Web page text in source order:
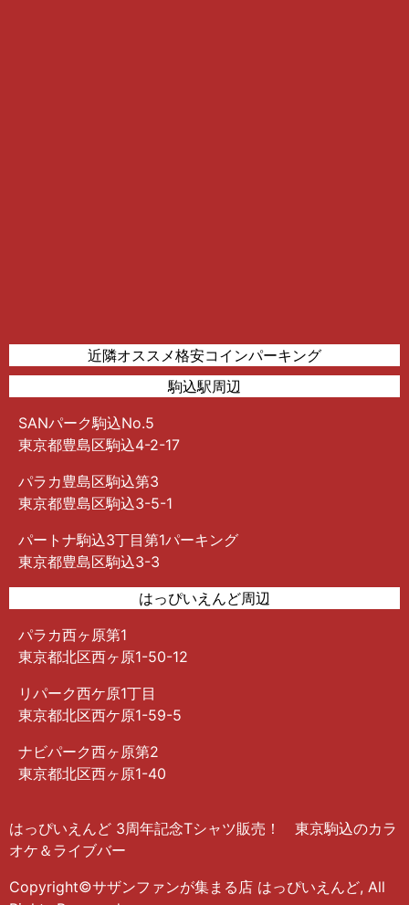
近隣オススメ格安コインパーキング
駒込駅周辺
SANパーク駒込No.5
東京都豊島区駒込4-2-17
パラカ豊島区駒込第3
東京都豊島区駒込3-5-1
パートナ駒込3丁目第1パーキング
東京都豊島区駒込3-3
はっぴいえんど周辺
パラカ西ヶ原第1
東京都北区西ヶ原1-50-12
リパーク西ケ原1丁目
東京都北区西ケ原1-59-5
ナビパーク西ヶ原第2
東京都北区西ヶ原1-40
はっぴいえんど 3周年記念Tシャツ販売！ 東京駒込のカラ
オケ＆ライブバー
Copyright©サザンファンが集まる店 はっぴいえんど, All